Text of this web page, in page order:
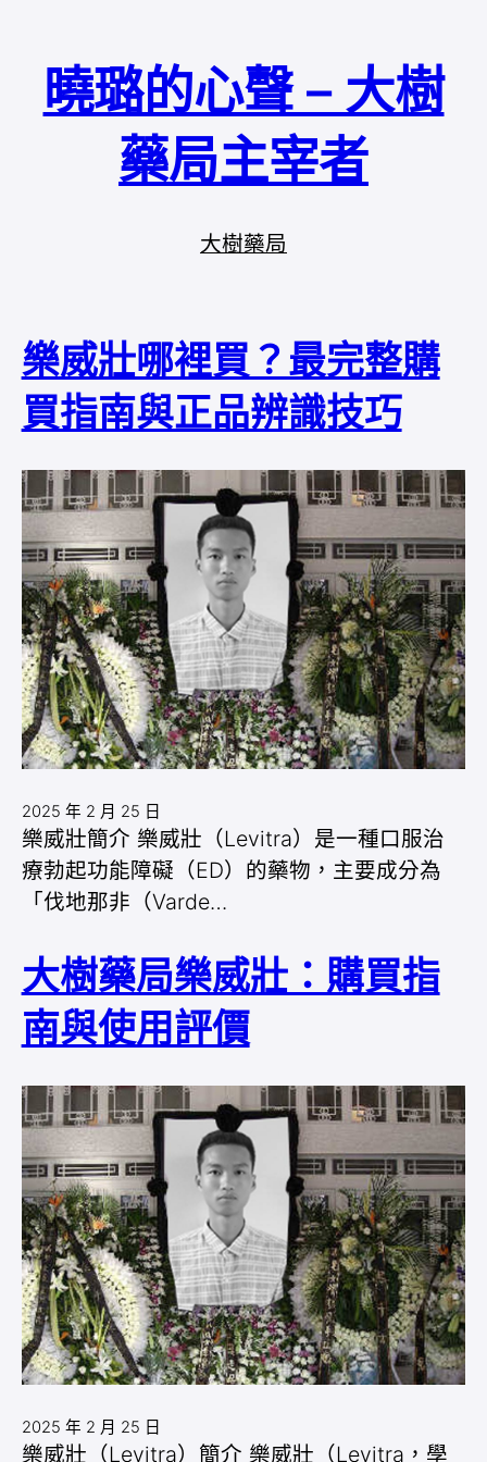
曉璐的心聲 – 大樹
藥局主宰者
大樹藥局
樂威壯哪裡買？最完整購
買指南與正品辨識技巧
2025 年 2 月 25 日
樂威壯簡介 樂威壯（Levitra）是一種口服治
療勃起功能障礙（ED）的藥物，主要成分為
「伐地那非（Varde…
大樹藥局樂威壯：購買指
南與使用評價
2025 年 2 月 25 日
樂威壯（Levitra）簡介 樂威壯（Levitra，學